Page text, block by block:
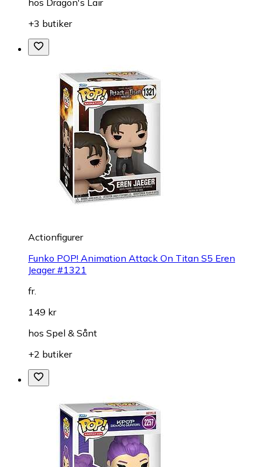
hos Dragon's Lair
+3 butiker
Actionfigurer
Funko POP! Animation Attack On Titan S5 Eren
Jeager #1321
fr.
149 kr
hos Spel & Sånt
+2 butiker